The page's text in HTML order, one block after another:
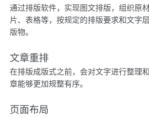
通过排版软件，实现图文排版，组织原
片、表格等，按规定的排版要求和文字
版物。
文章重排
在排版成版式之前，会对文字进行整理
章能够更加规整有序。
页面布局